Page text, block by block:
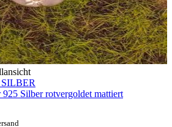
Silber rotvergoldet mattiert